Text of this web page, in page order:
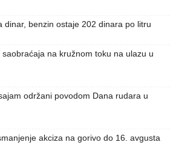
dinar, benzin ostaje 202 dinara po litru
na kružnom toku na ulazu u
održani povodom Dana rudara u
akciza na gorivo do 16. avgusta